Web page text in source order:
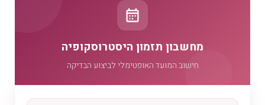
מחשבון תזמון היסטרוסקופיה
חישוב המועד האופטימלי לביצוע הבדיקה